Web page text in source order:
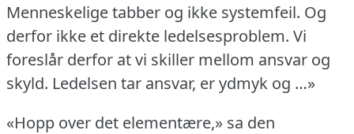
Menneskelige tabber og ikke systemfeil. Og
derfor ikke et direkte ledelsesproblem. Vi
foreslår derfor at vi skiller mellom ansvar og
skyld. Ledelsen tar ansvar, er ydmyk og …»
«Hopp over det elementære,» sa den